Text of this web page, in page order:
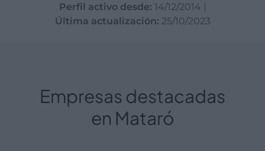
Perfil activo desde: 14/12/2014 |
Última actualización: 25/10/2023
Empresas destacadas
en Mataró